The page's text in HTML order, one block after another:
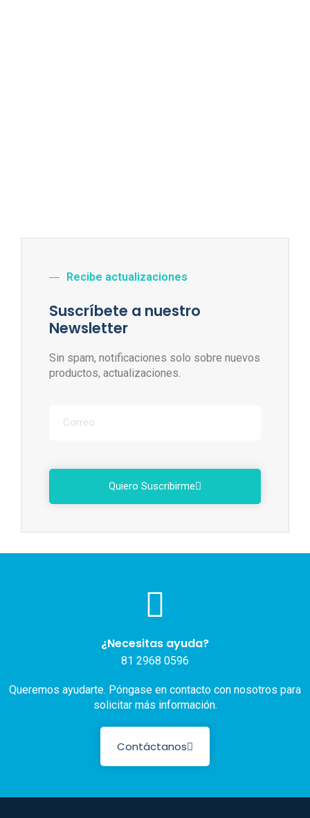
Recibe actualizaciones
Suscríbete a nuestro
Newsletter
Sin spam, notificaciones solo sobre nuevos
productos, actualizaciones.
Quiero Suscribirme
¿Necesitas ayuda?
81 2968 0596
Queremos ayudarte. Póngase en contacto con nosotros para
solicitar más información.
Contáctanos